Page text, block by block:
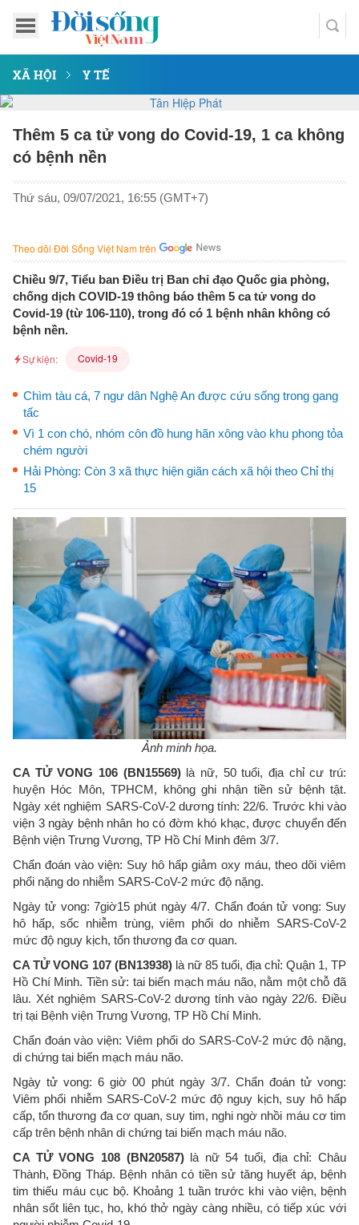
XÃ HỘI Y TẾ
Thêm 5 ca tử vong do Covid-19, 1 ca không
có bệnh nền
Thứ sáu, 09/07/2021, 16:55 (GMT+7)
Theo dõi Đời Sống Việt Nam trên
Chiều 9/7, Tiểu ban Điều trị Ban chỉ đạo Quốc gia phòng,
chống dịch COVID-19 thông báo thêm 5 ca tử vong do
Covid-19 (từ 106-110), trong đó có 1 bệnh nhân không có
bệnh nền.
Sự kiện: Covid-19
Chìm tàu cá, 7 ngư dân Nghệ An được cứu sống trong gang
tấc
Vì 1 con chó, nhóm côn đồ hung hãn xông vào khu phong tỏa
chém người
Hải Phòng: Còn 3 xã thực hiện giãn cách xã hội theo Chỉ thị
15
Ảnh minh họa.
CA TỬ VONG 106 (BN15569)là nữ, 50 tuổi, địa chỉ cư trú:
huyện Hóc Môn, TPHCM, không ghi nhận tiền sử bệnh tật.
Ngày xét nghiệm SARS-CoV-2 dương tính: 22/6. Trước khi vào
viện 3 ngày bệnh nhân ho có đờm khó khạc, được chuyển đến
Bệnh viện Trưng Vương, TP Hồ Chí Minh đêm 3/7.
Chẩn đoán vào viện: Suy hô hấp giảm oxy máu, theo dõi viêm
phổi nặng do nhiễm SARS-CoV-2 mức độ nặng.
Ngày tử vong: 7giờ15 phút ngày 4/7. Chẩn đoán tử vong: Suy
hô hấp, sốc nhiễm trùng, viêm phổi do nhiễm SARS-CoV-2
mức độ nguy kịch, tổn thương đa cơ quan.
CA TỬ VONG 107 (BN13938) là nữ 85 tuổi, địa chỉ: Quận 1, TP
Hồ Chí Minh. Tiền sử: tai biến mạch máu não, nằm một chỗ đã
lâu. Xét nghiệm SARS-CoV-2 dương tính vào ngày 22/6. Điều
trị tại Bệnh viện Trưng Vương, TP Hồ Chí Minh.
Chẩn đoán vào viện: Viêm phổi do SARS-CoV-2 mức độ nặng,
di chứng tai biến mạch máu não.
Ngày tử vong: 6 giờ 00 phút ngày 3/7. Chẩn đoán tử vong:
Viêm phổi nhiễm SARS-CoV-2 mức độ nguy kịch, suy hô hấp
cấp, tổn thương đa cơ quan, suy tim, nghi ngờ nhồi máu cơ tim
cấp trên bệnh nhân di chứng tai biến mạch máu não.
CA TỬ VONG 108 (BN20587)là nữ 54 tuổi, địa chỉ: Châu
Thành, Đồng Tháp. Bệnh nhân có tiền sử tăng huyết áp, bệnh
tim thiếu máu cục bộ. Khoảng 1 tuần trước khi vào viện, bệnh
nhân sốt liên tục, ho, khó thở ngày càng nhiều, có tiếp xúc với